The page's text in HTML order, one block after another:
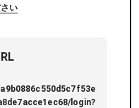
い
login?